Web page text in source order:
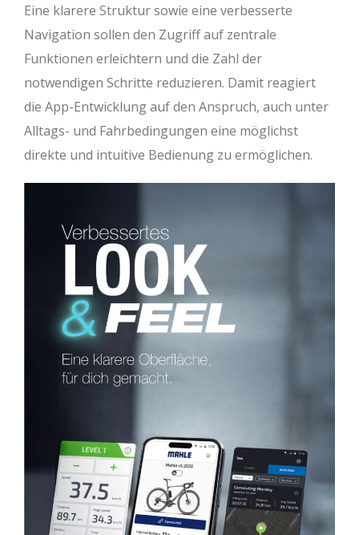
Eine klarere Struktur sowie eine verbesserte
Navigation sollen den Zugriff auf zentrale
Funktionen erleichtern und die Zahl der
notwendigen Schritte reduzieren. Damit reagiert
die App-Entwicklung auf den Anspruch, auch unter
Alltags- und Fahrbedingungen eine möglichst
direkte und intuitive Bedienung zu ermöglichen.